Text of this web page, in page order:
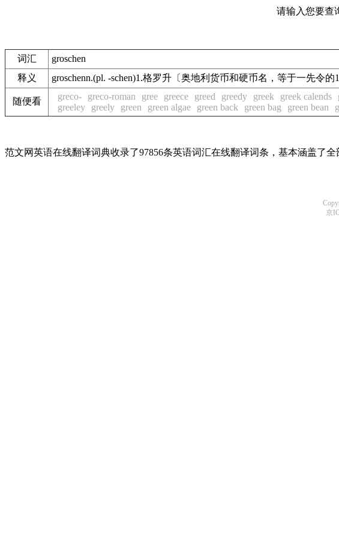
请输入您要查
词汇
groschen
释义
groschenn.(pl. -schen)1.格罗升〔奥地利货币和硬币名，等于一先令
随便看 greco- greco-roman gree greece greed greedy greek greek calends
greeley
greely green green algae green back green bag green bean
范文网英语在线翻译词典收录了97856条英语词汇在线翻译词条，基本涵盖了
京